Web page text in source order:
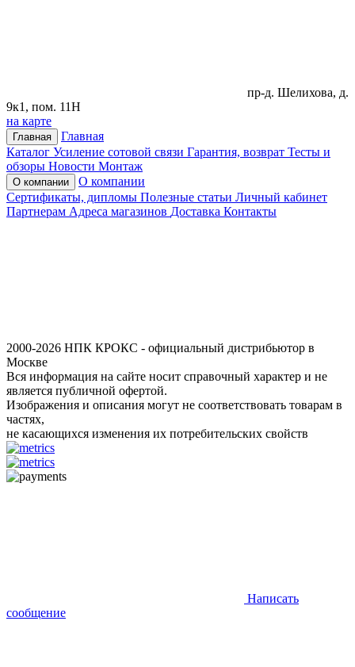
пр-д. Шелихова, д.
9к1, пом. 11Н
на карте
Главная
Главная
Каталог Усиление сотовой связи Гарантия, возврат Тесты и
обзоры Новости Монтаж
О компании
О компании
Сертификаты, дипломы Полезные статьи Личный кабинет
Партнерам Адреса магазинов Доставка Контакты
2000-2026 НПК КРОКС - официальный дистрибьютор в
Москве
Вся информация на сайте носит справочный характер и не
является публичной офертой.
Изображения и описания могут не соответствовать товарам в
частях,
не касающихся изменения их потребительских свойств
Написать
сообщение